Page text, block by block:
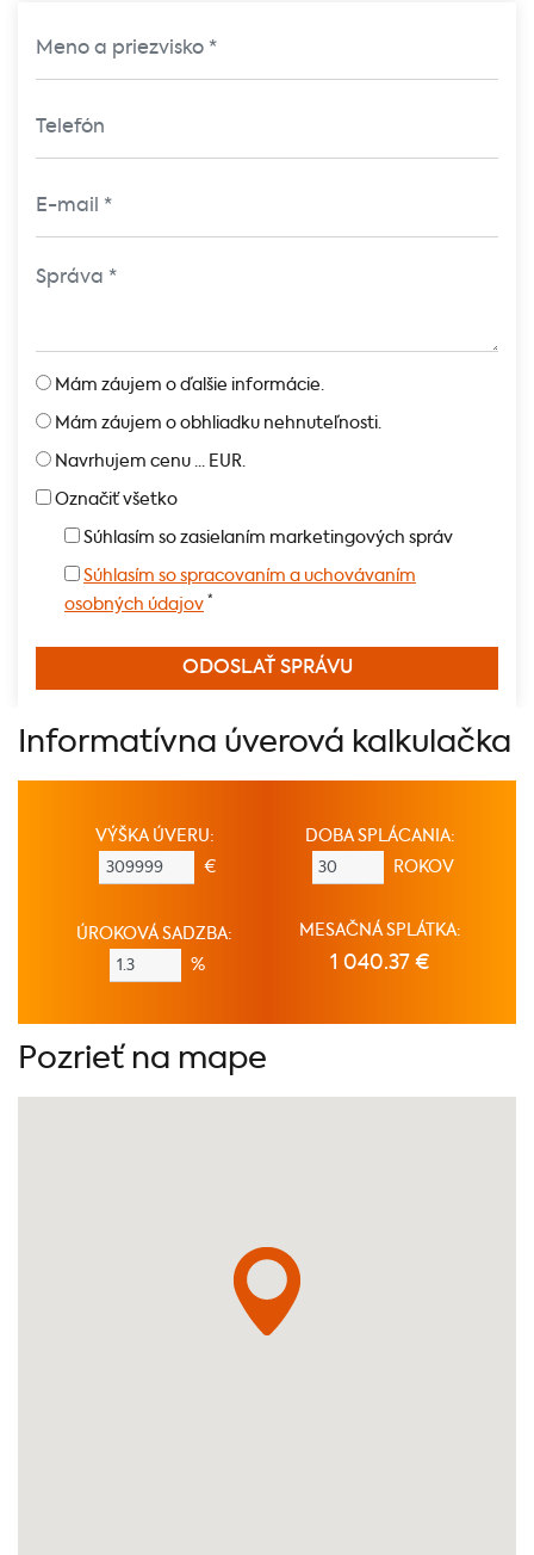
Mám záujem o ďalšie informácie.
Mám záujem o obhliadku nehnuteľnosti.
Navrhujem cenu ... EUR.
Označiť všetko
Súhlasím so zasielaním marketingových správ
Súhlasím so spracovaním a uchovávaním
osobných údajov *
Informatívna úverová kalkulačka
VÝŠKA ÚVERU:
€
DOBA SPLÁCANIA:
ROKOV
ÚROKOVÁ SADZBA:
%
MESAČNÁ SPLÁTKA:
1 040.37 €
Pozrieť na mape